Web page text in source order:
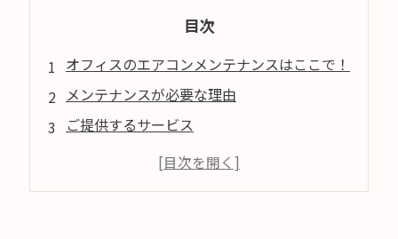
目次
オフィスのエアコンメンテナンスはここで！
メンテナンスが必要な理由
ご提供するサービス
ご利用頂くメリット